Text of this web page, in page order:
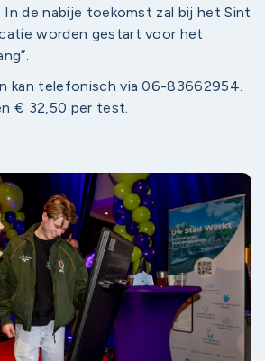
de nabije toekomst zal bij het Sint
worden gestart voor het
kan telefonisch via 06-83662954.
€ 32,50 per test.